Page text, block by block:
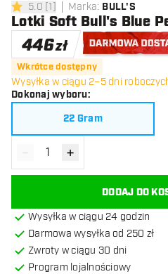
5 gwiazdki oceny
5.0 [1] Marka: BULL'S
Lotki Soft Bull's Blue
446zł
Darmowa
Wkrótce dostępny
Wysyłka w ciągu 2–5 dni
Dokonaj wyboru:
22 Gram
Zmniejsz ilość
- Zwiększ ilość
+
DODAJ DO
Wysyłka w ciągu 24 godzin
Darmowa wysyłka od 250 zł
Zwroty w ciągu 30 dni
Program lojalnościowy